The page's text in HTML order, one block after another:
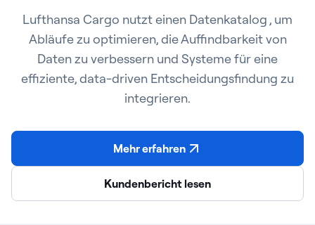
Lufthansa Cargo nutzt einen Datenkatalog , um
Abläufe zu optimieren, die Auffindbarkeit von
Daten zu verbessern und Systeme für eine
effiziente, data-driven Entscheidungsfindung zu
integrieren.
Mehr erfahren
Kundenbericht lesen